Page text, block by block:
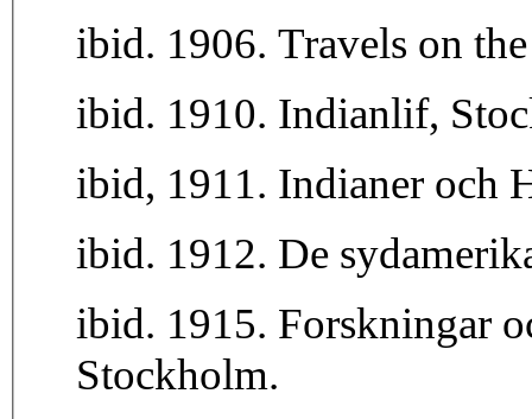
ibid. 1906. Travels on
ibid. 1910. Indianlif,
ibid, 1911. Indianer och
ibid. 1912. De
ibid. 1915. Forskningar
Stockholm.